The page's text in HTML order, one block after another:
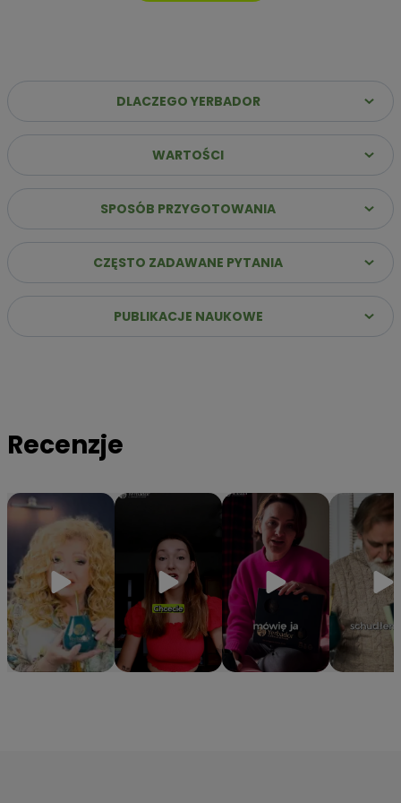
Dlaczego warto wybrać Yerbador Premium?
✔️ Najwyższa jakość suszu– Same liście (sin palo)
poddane starannemu procesowi leżakowania, co
gwarantuje szlachetny i głęboki profil smakowy.
✔️
Stabilna energia bez „zjazdu” – Naturalna kofeina
uwalnia się stopniowo, zapewniając jasność umysłu i siłę do
działania przez wiele godzin.
✔️ Innowacja: Suszenie powietrzem– Nasz susz
takie jak magnez, potas i cynk.
gwarantuje, że yerba zachowa 100% aromatu i świeżości od
pierwszego do ostatniego otwarcia.
DLACZEGO YERBADOR
WARTOŚCI
SPOSÓB PRZYGOTOWANIA
CZĘSTO ZADAWANE PYTANIA
PUBLIKACJE NAUKOWE
Recenzje